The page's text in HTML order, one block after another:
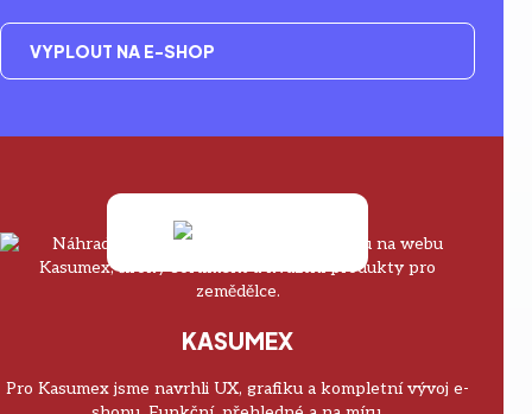
VYPLOUT NA E-SHOP
KASUMEX
Pro Kasumex jsme navrhli UX, grafiku a kompletní vývoj e-